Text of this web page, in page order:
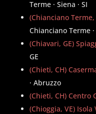
Terme · Siena · SI
(Chianciano
Chianciano Terme ·
(Chiavari, GE)
GE
(Chieti, CH)
· Abruzzo
(Chieti, CH) Centro
(Chioggia, VE) Isola